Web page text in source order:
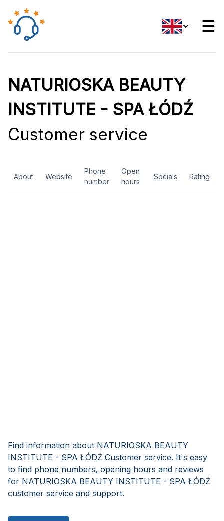
☰
NATURIOSKA BEAUTY
INSTITUTE - SPA ŁÓDŹ
Customer service
About Website
Phone
number
Open
hours
Socials Rating
Find information about NATURIOSKA BEAUTY
INSTITUTE - SPA ŁÓDŹ Customer service. It's easy
to find phone numbers, opening hours and reviews
for NATURIOSKA BEAUTY INSTITUTE - SPA ŁÓDŹ
customer service and support.